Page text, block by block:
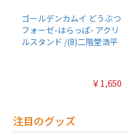
ゴールデンカムイ どうぶつ
フォーゼ-はらっぱ- アクリ
ルスタンド /(8)二階堂浩平
￥1,650
注目のグッズ